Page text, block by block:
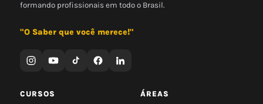
formando profissionais em todo o Brasil.
"O Saber que você merece!"
CURSOS ÁREAS